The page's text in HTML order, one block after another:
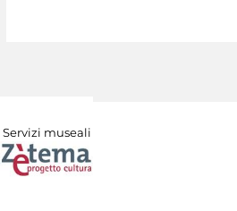
Servizi museali